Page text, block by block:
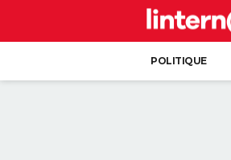
POLITIQUE